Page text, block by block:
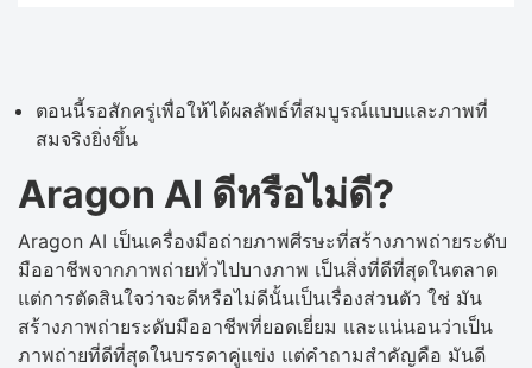
ตอนนี้รอสักครู่เพื่อให้ได้ผลลัพธ์ที่สมบูรณ์แบบและภาพที่
สมจริงยิ่งขึ้น
Aragon AI ดีหรือไม่ดี?
Aragon AI เป็นเครื่องมือถ่ายภาพศีรษะที่สร้างภาพถ่ายระดับ
มืออาชีพจากภาพถ่ายทั่วไปบางภาพ เป็นสิ่งที่ดีที่สุดในตลาด
แต่การตัดสินใจว่าจะดีหรือไม่ดีนั้นเป็นเรื่องส่วนตัว ใช่ มัน
สร้างภาพถ่ายระดับมืออาชีพที่ยอดเยี่ยม และแน่นอนว่าเป็น
ภาพถ่ายที่ดีที่สุดในบรรดาคู่แข่ง แต่คำถามสำคัญคือ มันดี